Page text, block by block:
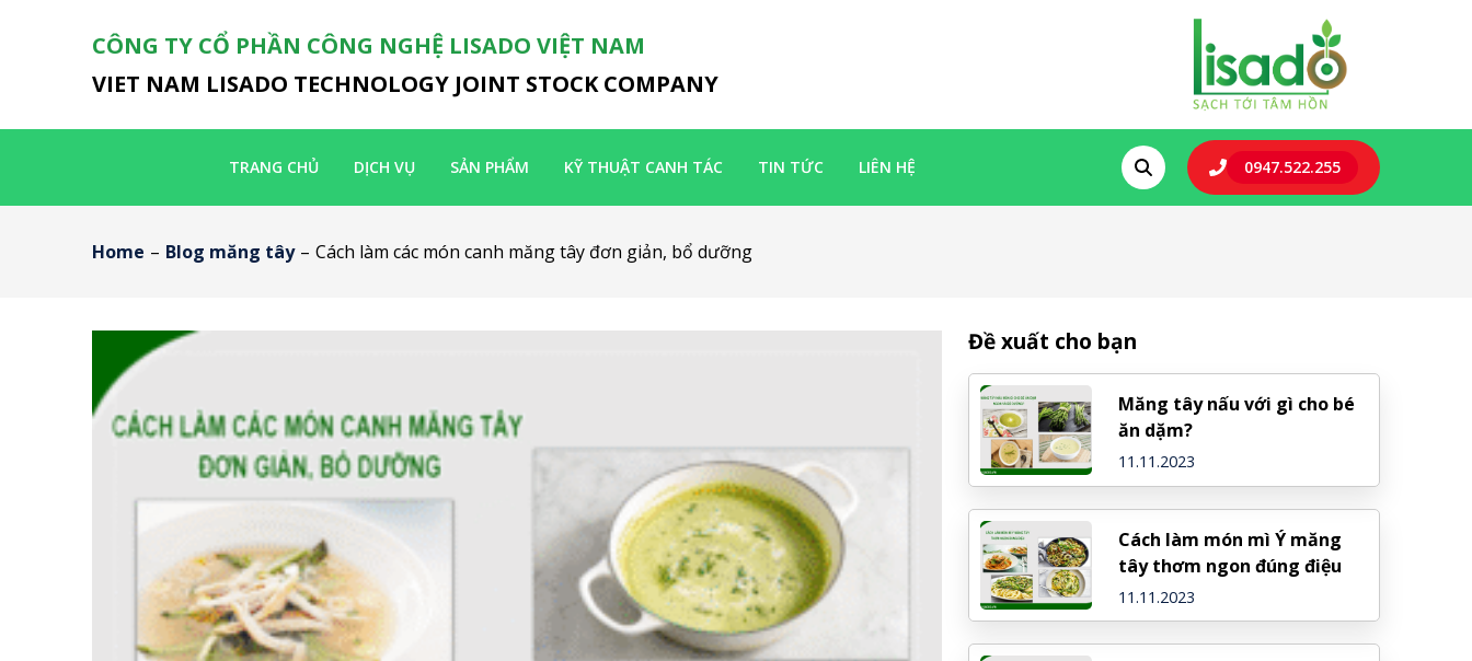
CÔNG TY CỔ PHẦN CÔNG NGHỆ LISADO VIỆT NAM
VIET NAM LISADO TECHNOLOGY JOINT STOCK COMPANY
TRANG CHỦ DỊCH VỤ SẢN PHẨM KỸ THUẬT CANH TÁC TIN TỨC LIÊN HỆ 0947.522.255
Home – Blog măng tây – Cách làm các món canh măng tây đơn giản, bổ dưỡng
Đề xuất cho bạn
Măng tây nấu với gì cho bé
ăn dặm?
11.11.2023
Cách làm món mì Ý măng
tây thơm ngon đúng điệu
11.11.2023